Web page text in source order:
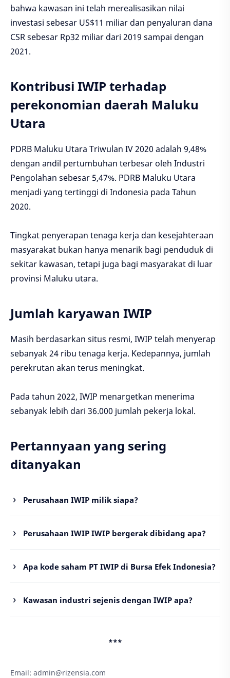
bahwa kawasan ini telah merealisasikan nilai
investasi sebesar US$11 miliar dan penyaluran dana
CSR sebesar Rp32 miliar dari 2019 sampai dengan
2021.
Kontribusi IWIP terhadap
perekonomian daerah Maluku
Utara
PDRB Maluku Utara Triwulan IV 2020 adalah 9,48%
dengan andil pertumbuhan terbesar oleh Industri
Pengolahan sebesar 5,47%. PDRB Maluku Utara
menjadi yang tertinggi di Indonesia pada Tahun
2020.
Tingkat penyerapan tenaga kerja dan kesejahteraan
masyarakat bukan hanya menarik bagi penduduk di
sekitar kawasan, tetapi juga bagi masyarakat di luar
provinsi Maluku utara.
Jumlah karyawan IWIP
Masih berdasarkan situs resmi, IWIP telah menyerap
sebanyak 24 ribu tenaga kerja. Kedepannya, jumlah
perekrutan akan terus meningkat.
Pada tahun 2022, IWIP menargetkan menerima
sebanyak lebih dari 36.000 jumlah pekerja lokal.
Pertannyaan yang sering
ditanyakan
Perusahaan IWIP milik siapa?
Perusahaan IWIP IWIP bergerak dibidang apa?
Apa kode saham PT IWIP di Bursa Efek Indonesia?
Kawasan industri sejenis dengan IWIP apa?
***
Email: admin@rizensia.com